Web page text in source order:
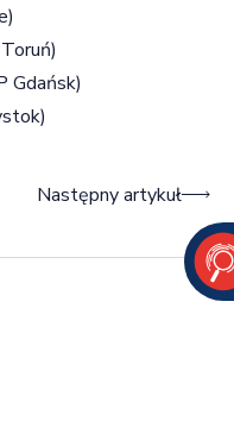
Gdańsk)
Następny artykuł